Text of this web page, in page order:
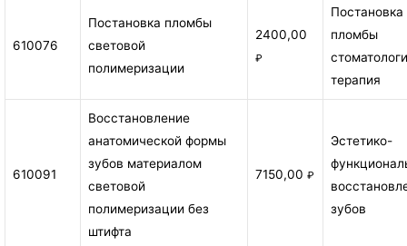
610076
Постановка пломбы
световой
полимеризации
2400,00
₽
Постановка
пломбы
терапия
610091
Восстановление
анатомической формы
зубов материалом
световой
полимеризации без
штифта
7150,00 ₽
Эстетико-
зубов